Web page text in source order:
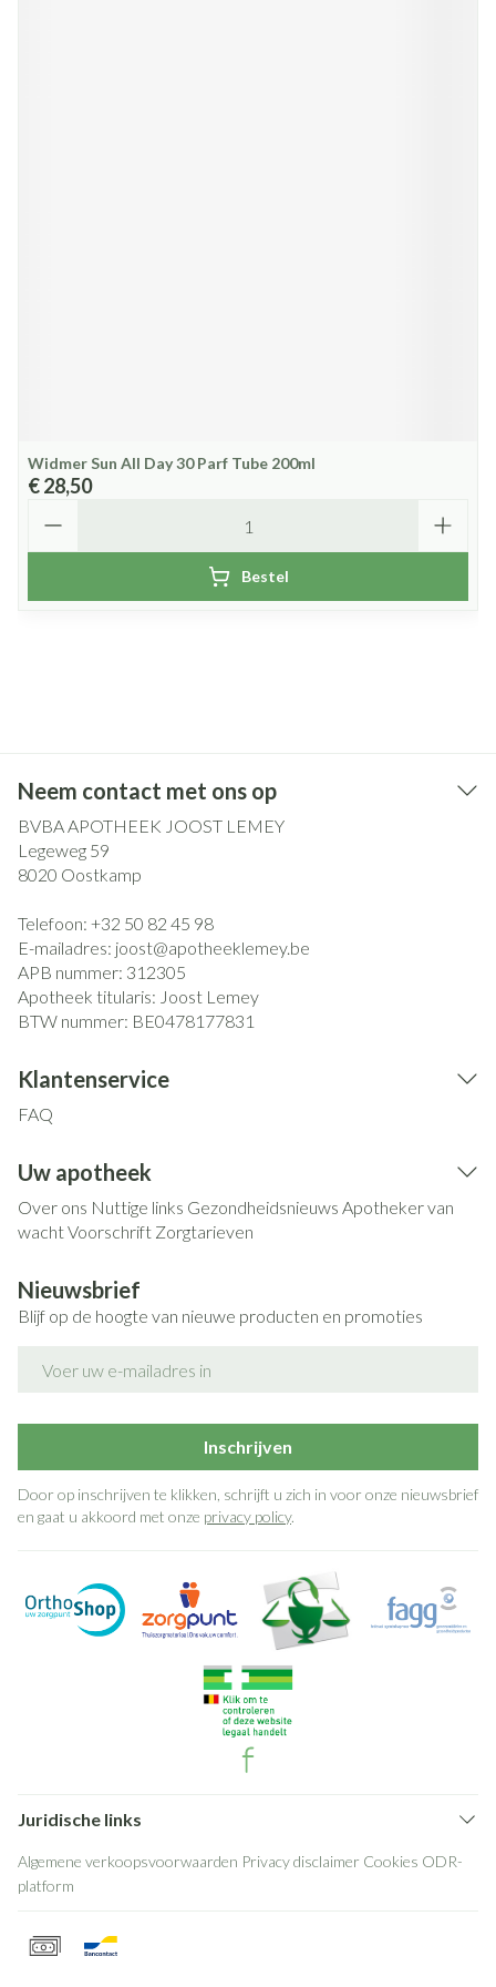
Widmer Sun All Day 30 Parf Tube 200ml
€ 28,50
Bestel
Neem contact met ons op
BVBA APOTHEEK JOOST LEMEY
Legeweg 59
8020 Oostkamp
Telefoon: +32 50 82 45 98
E-mailadres: joost@apotheeklemey.be
APB nummer: 312305
Apotheek titularis: Joost Lemey
BTW nummer: BE0478177831
Klantenservice
FAQ
Uw apotheek
Over ons Nuttige links Gezondheidsnieuws Apotheker van
wachtVoorschrift Zorgtarieven
Nieuwsbrief
Blijf op de hoogte van nieuwe producten en promoties
Inschrijven
Door op inschrijven te klikken, schrijft u zich in voor onze nieuwsbrief
en gaat u akkoord met onze privacy policy.
Juridische links
Algemene verkoopsvoorwaarden Privacy disclaimer Cookies ODR-
platform